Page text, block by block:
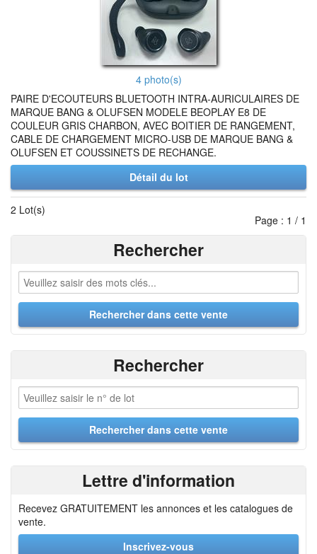
4 photo(s)
PAIRE D'ECOUTEURS BLUETOOTH INTRA-AURICULAIRES DE
MARQUE BANG & OLUFSEN MODELE BEOPLAY E8 DE
COULEUR GRIS CHARBON, AVEC BOITIER DE RANGEMENT,
CABLE DE CHARGEMENT MICRO-USB DE MARQUE BANG &
OLUFSEN ET COUSSINETS DE RECHANGE.
Détail du lot
2 Lot(s)
Page : 1 / 1
Rechercher
Rechercher
Lettre d'information
Recevez GRATUITEMENT les annonces et les catalogues de
vente.
Inscrivez-vous